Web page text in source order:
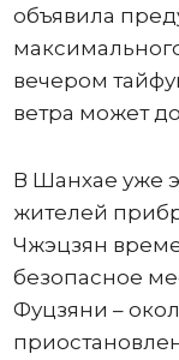
объявила
вечером
ветра может
В Шанхае уже
жителей
Чжэцзян
безопасное
Фуцзяни –